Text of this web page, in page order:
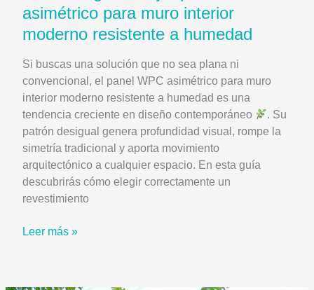
asimétrico para muro interior
moderno resistente a humedad
Si buscas una solución que no sea plana ni
convencional, el panel WPC asimétrico para muro
interior moderno resistente a humedad es una
tendencia creciente en diseño contemporáneo
. Su
patrón desigual genera profundidad visual, rompe la
simetría tradicional y aporta movimiento
arquitectónico a cualquier espacio. En esta guía
descubrirás cómo elegir correctamente un
revestimiento
Cómo
Leer más »